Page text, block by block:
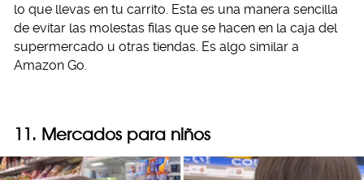
lo que llevas en tu carrito. Esta es una manera sencilla
de evitar las molestas filas que se hacen en la caja del
supermercado u otras tiendas. Es algo similar a
Amazon Go.
11. Mercados para niños